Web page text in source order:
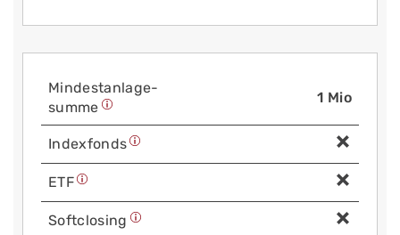
Mindest­anlage­
summe
1 Mio
Index­fonds
ETF
Soft­closing